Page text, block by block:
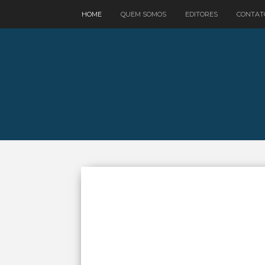
HOME QUEM SOMOS EDITORES